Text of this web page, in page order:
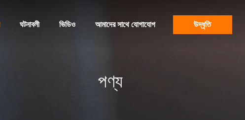
ঘটনাবলী ভিডিও আমাদের সাথে যোগাযোগ উদ্ধৃতি
পণ্য